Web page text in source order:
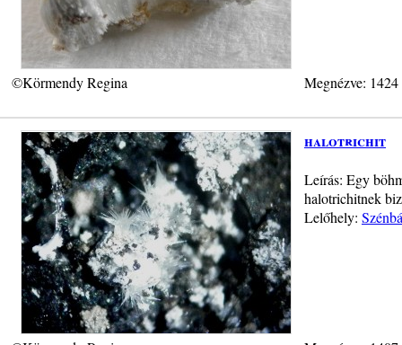
©Körmendy Regina Megnézve:
halotrichit
Leírás: Egy
halotrichitnek
Lelőhely: